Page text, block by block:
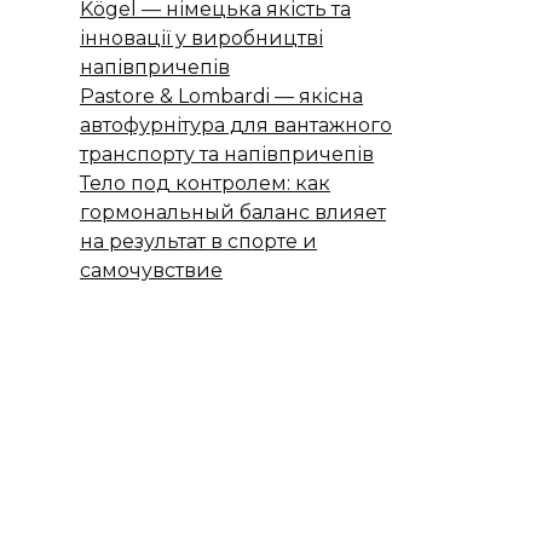
Kögel — німецька якість та
інновації у виробництві
напівпричепів
Pastore & Lombardi — якісна
автофурнітура для вантажного
транспорту та напівпричепів
Тело под контролем: как
гормональный баланс влияет
на результат в спорте и
самочувствие